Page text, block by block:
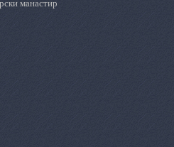
манастир